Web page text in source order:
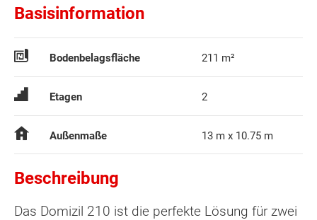
Basisinformation
Bodenbelagsfläche 211 m²
Etagen 2
Außenmaße 13 m x 10.75 m
Beschreibung
Das Domizil 210 ist die perfekte Lösung für zwei